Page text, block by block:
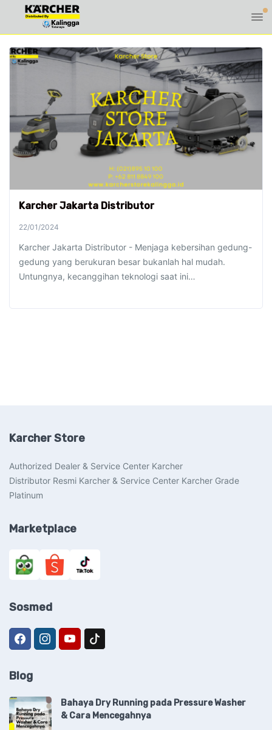
Karcher Jakarta Distributor
22/01/2024
Karcher Jakarta Distributor - Menjaga kebersihan gedung-
gedung yang berukuran besar bukanlah hal mudah.
Untungnya, kecanggihan teknologi saat ini…
Karcher Store
Authorized Dealer & Service Center Karcher
Distributor Resmi Karcher & Service Center Karcher Grade
Platinum
Marketplace
Sosmed
Blog
Bahaya Dry Running pada Pressure Washer
& Cara Mencegahnya